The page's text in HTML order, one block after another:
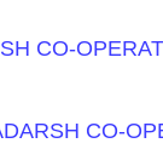
CO-
- ADARSH